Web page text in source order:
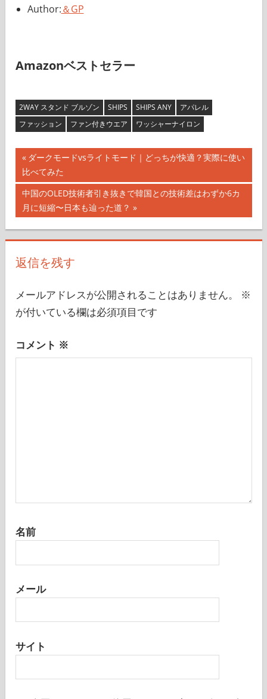
Author:＆GP
Amazonベストセラー
2WAY スタンド ブルゾン SHIPS SHIPS ANY
アパレル
ファッション
ファン付きウエア ワッシャーナイロン
投
稿
ナ
ビ
ゲ
ー
シ
ョ
ン
前
の
記
事:
ダークモードvsライトモード｜どっちが快適？実際に使い
比べてみた
次
の
記
中国のOLED技術者引き抜きで韓国との技術差はわずか6カ
月に短縮〜日本も辿った道？
返信を残す
メールアドレスが公開されることはありません。
※
が付いている欄は必須項目です
コメント ※
名前
メール
サイト